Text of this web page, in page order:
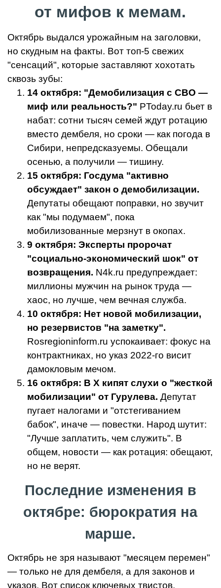
от мифов к мемам.
Октябрь выдался урожайным на заголовки,
но скудным на факты. Вот топ-5 свежих
"сенсаций", которые заставляют хохотать
сквозь зубы:
14 октября: "Демобилизация с СВО —
миф или реальность?" PToday.ru бьет в
набат: сотни тысяч семей ждут ротацию
вместо дембеля, но сроки — как погода в
Сибири, непредсказуемы. Обещали
осенью, а получили — тишину.
15 октября: Госдума "активно
обсуждает" закон о демобилизации.
Депутаты обещают поправки, но звучит
как "мы подумаем", пока
мобилизованные мерзнут в окопах.
9 октября: Эксперты пророчат
"социально-экономический шок" от
возвращения. N4k.ru предупреждает:
миллионы мужчин на рынок труда —
хаос, но лучше, чем вечная служба.
10 октября: Нет новой мобилизации,
но резервистов "на заметку".
Rosregioninform.ru успокаивает: фокус на
контрактниках, но указ 2022-го висит
дамокловым мечом.
16 октября: В X кипят слухи о "жесткой
мобилизации" от Гурулева. Депутат
пугает налогами и "отстегиванием
бабок", иначе — повестки. Народ шутит:
"Лучше заплатить, чем служить". В
общем, новости — как ротация: обещают,
но не верят.
Последние изменения в
октябре: бюрократия на
марше.
Октябрь не зря называют "месяцем перемен"
— только не для дембеля, а для законов и
указов. Вот список ключевых твистов,